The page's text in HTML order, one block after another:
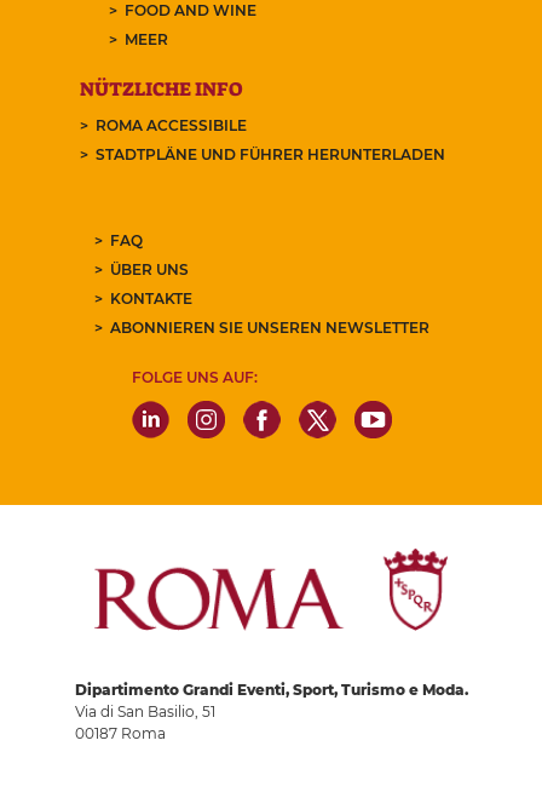
FOOD AND WINE
MEER
NÜTZLICHE INFO
ROMA ACCESSIBILE
STADTPLÄNE UND FÜHRER HERUNTERLADEN
FAQ
ÜBER UNS
KONTAKTE
ABONNIEREN SIE UNSEREN NEWSLETTER
FOLGE UNS AUF:
Dipartimento Grandi Eventi, Sport, Turismo e Moda.
Via di San Basilio, 51
00187 Roma